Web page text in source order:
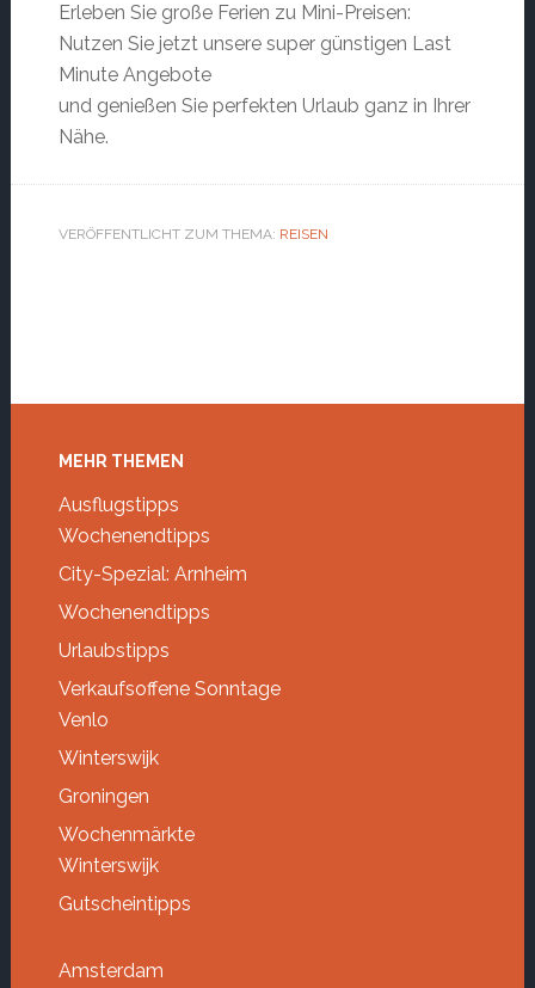
Erleben Sie große Ferien zu Mini-Preisen:
Nutzen Sie jetzt unsere super günstigen Last
Minute Angebote
und genießen Sie perfekten Urlaub ganz in Ihrer
Nähe.
VERÖFFENTLICHT ZUM THEMA: REISEN
Footer
MEHR THEMEN
Ausflugstipps
Wochenendtipps
City-Spezial: Arnheim
Wochenendtipps
Urlaubstipps
Verkaufsoffene Sonntage
Venlo
Winterswijk
Groningen
Wochenmärkte
Winterswijk
Gutscheintipps
Amsterdam